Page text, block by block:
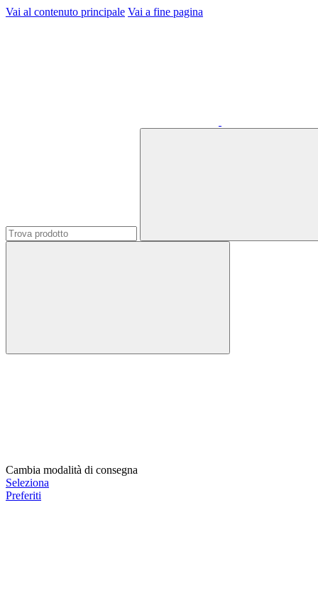
Vai al contenuto principale Vai a fine pagina
Cambia modalità di consegna
Seleziona
Preferiti